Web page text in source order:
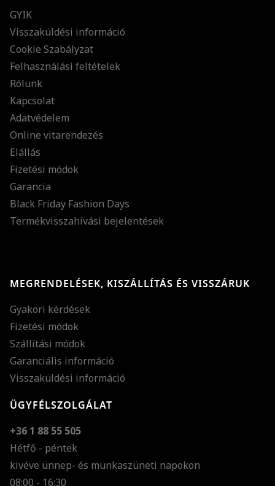
GYIK
Visszaküldési információ
Cookie Szabályzat
Felhasználási feltételek
Rólunk
Kapcsolat
Adatvédelem
Online vitarendezés
Elállás
Fizetési módok
Garancia
Black Friday Fashion Days
Termékvisszahívási bejelentések
MEGRENDELÉSEK, KISZÁLLÍTÁS ÉS VISSZÁRUK
Gyakori kérdések
Fizetési módok
Szállítási módok
Garanciális információ
Visszaküldési információ
ÜGYFÉLSZOLGÁLAT
+36 1 88 55 505
Hétfő - péntek
kivéve ünnep- és munkaszüneti napokon
08:00 - 16:30